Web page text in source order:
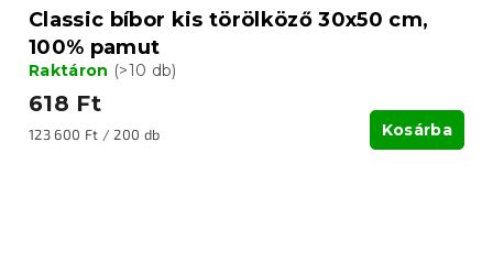
Classic bíbor kis törölköző 30x50 cm,
100% pamut
Raktáron (>10 db)
618 Ft
Egységár:
123 600 Ft / 200 db Kosárba